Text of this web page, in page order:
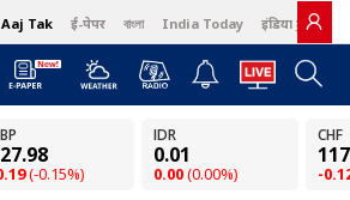
Aaj Tak ई-पेपर বাংলা India Today इंडिया टुडे हिंदी